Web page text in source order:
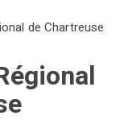
de Chartreuse